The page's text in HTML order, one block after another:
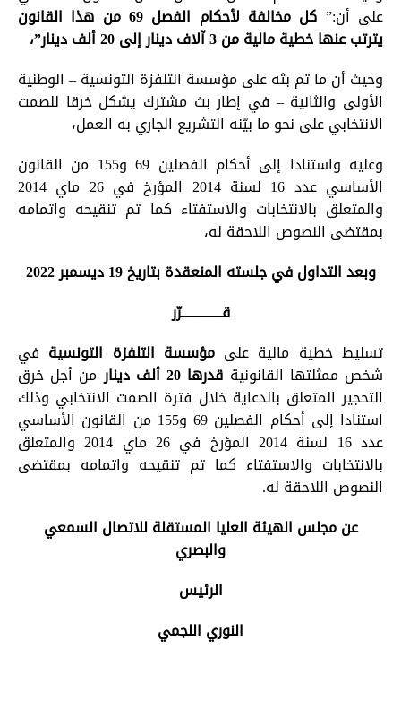
على أن:”
كل مخالفة لأحكام الفصل 69 من هذا القانون
يترتب عنها خطية مالية من 3 آلاف دينار إلى 20 ألف دينار”،
وحيث أن ما تم بثه على مؤسسة التلفزة التونسية – الوطنية
الأولى والثانية – في إطار بث مشترك يشكل خرقا للصمت
الانتخابي على نحو ما بيّنه التشريع الجاري به العمل،
وعليه واستنادا إلى أحكام الفصلين 69 و155 من القانون
الأساسي عدد 16 لسنة 2014 المؤرخ في 26 ماي 2014
والمتعلق بالانتخابات والاستفتاء كما تم تنقيحه واتمامه
بمقتضى النصوص اللاحقة له،
وبعد التداول في جلسته المنعقدة بتاريخ 19 ديسمبر 2022
قـــــــــــــــرّر
تسليط خطية مالية علىمؤسسة التلفزة التونسية في
شخص ممثلتها القانونية قدرها 20 ألف دينار
من أجل خرق
التحجير المتعلق بالدعاية خلال فترة الصمت الانتخابي وذلك
استنادا إلى أحكام الفصلين 69 و155 من القانون الأساسي
عدد 16 لسنة 2014 المؤرخ في 26 ماي 2014 والمتعلق
بالانتخابات والاستفتاء كما تم تنقيحه واتمامه بمقتضى
النصوص اللاحقة له.
عن مجلس الهيئة العليا المستقلة للاتصال السمعي
والبصري
الرئيس
النوري اللجمي